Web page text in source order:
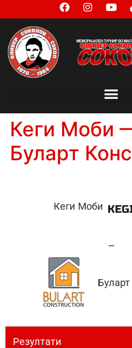
Кеги Моби
Буларт
Кеги Моби
—
Резултати